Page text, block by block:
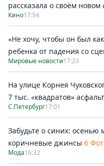
рассказала о своём
Кино17:54
«Не хочу, чтобы он был
ребенка от падения со
Мировые новости17:23
На улице Корнея
7 тыс. «квадратов»
С.Петербург17:01
Забудьте о синих: осенью
коричневые джинсы 6
Мода16:32